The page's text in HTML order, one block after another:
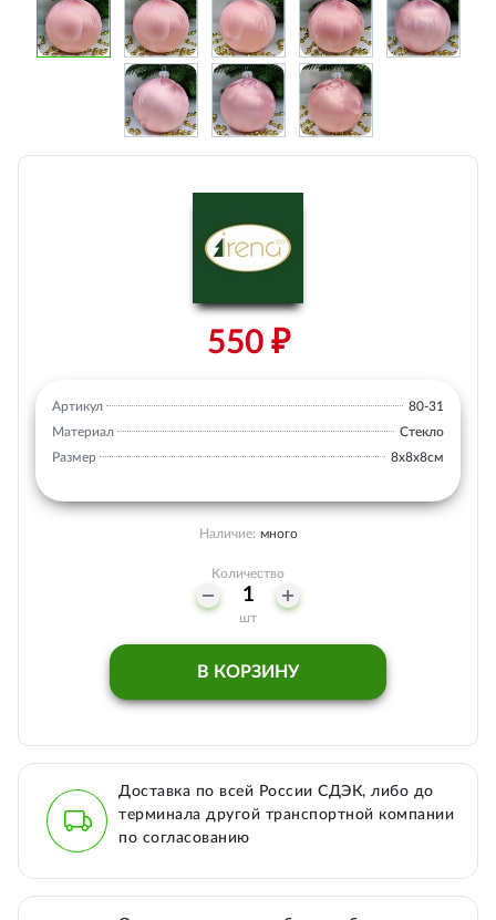
550 ₽
Артикул
80-31
Материал
Стекло
Размер
8х8х8см
Наличие: много
Количество
шт
В КОРЗИНУ
Доставка по всей России СДЭК, либо до
терминала другой транспортной компании
по согласованию